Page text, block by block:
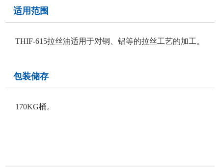
适用范围
THIF-615拉丝油适用于对铜、铝等的拉丝工艺的加工。
包装储存
170KG桶。